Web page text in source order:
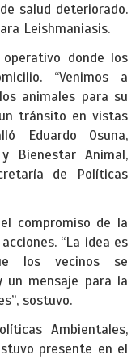
salud deteriorado.
Leishmaniasis.
donde los
“Venimos a
animales para su
tránsito en vistas
Eduardo Osuna,
Bienestar Animal,
de Políticas
compromiso de la
“La idea es
los vecinos se
un mensaje para la
sostuvo.
Ambientales,
presente en el